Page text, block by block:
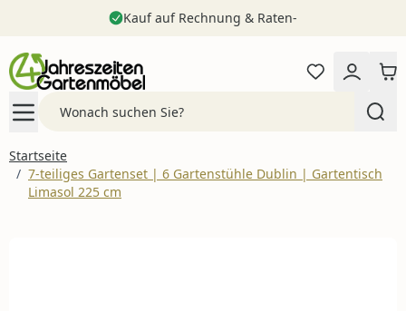
Kauf auf Rechnung & Raten-
Startseite
/ 7-teiliges Gartenset | 6 Gartenstühle Dublin | Gartentisch
Limasol 225 cm